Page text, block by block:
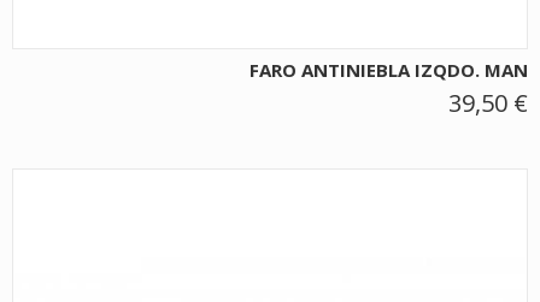
FARO ANTINIEBLA IZQDO. MAN
39,50 €